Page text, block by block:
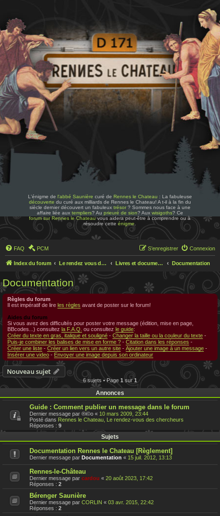
L'énigme de l'abbé Saunière curé de Rennes le Chateau : La fabuleuse
découverte du curé aux milliards de Rennes le Chateau! A t-il à la fin du
siècle dernier découvert un fabuleux trésor? Sommes nous face à une
affaire liée aux templiers? Au prieuré de sion? Aux wisigoths? Ce
forum sur Rennes le Chateauvous aidera peut-être à comprendre ou à
résoudre cetteénigme
FAQ PCM Connexion
S’enregistrer
Index du forum Le rendez vous des chercheurs Livres et documentations sur Rennes le Chateau Documentation
Documentation
Règles du forum
Il est impératif de lire les règles avant de poster sur le forum!
Aides du forum
Si vous avez des difficultés pour poster votre message (édition, mise en page,
BBcodes...) consultez la F.A.Q. ou consultez le guide:
Créer du texte en gras, italique et souligné - Changer la taille ou la couleur du texte -
Puis-je combiner les balises de mise en forme ? - Citation dans les réponses -
Créer une liste - Créer un lien vers un autre site - Ajouter une image à un message -
Insérer une video - Envoyer une image depuis son ordinateur
Nouveau sujet
6 sujets • Page 1 sur1
Annonces
Guide : Comment publier un message dans le forum
Dernier message par ®i©o « 10 mars 2009, 23:44
Posté dans Rennes le Chateau, Le rendez-vous des chercheurs
Réponses : 9
Sujets
Documentation Rennes le Chateau [Règlement]
Dernier message par Documentation « 15 juil. 2012, 13:13
Rennes-le-Château
Dernier message par cardou « 20 août 2023, 17:42
Réponses : 2
Bérenger Saunière
Dernier message par CORLIN « 03 avr. 2015, 22:42
Réponses : 2